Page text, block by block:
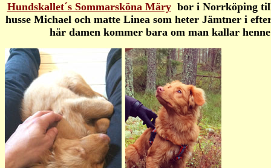
Hundskallet´s Sommarsköna Märy bor i Norrköping
husse Michael och matte Linea som heter Jämtner i
här damen kommer bara om man kallar